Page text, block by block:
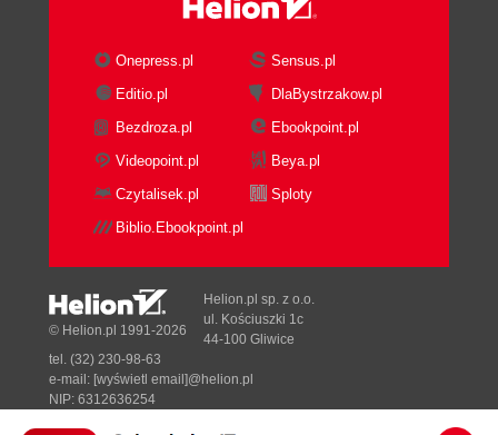
Onepress.pl
Sensus.pl
Editio.pl
DlaBystrzakow.pl
Bezdroza.pl
Ebookpoint.pl
Videopoint.pl
Beya.pl
Czytalisek.pl
Sploty
Biblio.Ebookpoint.pl
© Helion.pl 1991-2026
Helion.pl sp. z o.o.
ul. Kościuszki 1c
44-100 Gliwice
tel. (32) 230-98-63
e-mail: [wyświetl email]@helion.pl
NIP: 6312636254